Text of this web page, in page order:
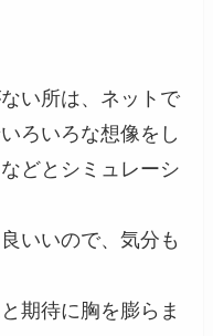
い所は、ネットで
ろいろな想像をし
どとシミュレーシ
いいので、気分も
期待に胸を膨らま